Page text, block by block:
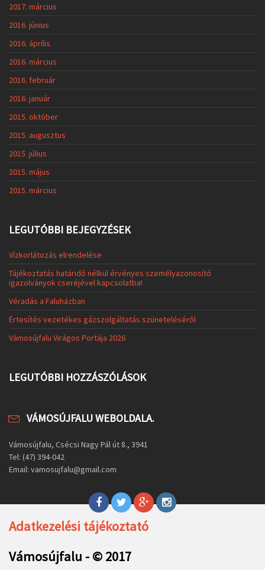
2017. március
2016. június
2016. április
2016. március
2016. február
2016. január
2015. október
2015. augusztus
2015. július
2015. május
2015. március
LEGUTÓBBI BEJEGYZÉSEK
Vízkorlátozás elrendelése
Tájékoztatás határidő nélkül érvényes személyazonosító
igazolványok cseréjével kapcsolatba!
Véradás a Faluházban
Értesítés vezetékes gázszolgáltatás szüneteléséről
Vámosújfalu Virágos Portája 2026
LEGUTÓBBI HOZZÁSZÓLÁSOK
VÁMOSÚJFALU WEBOLDALA.
Vámosújfalu, Csécsi Nagy Pál út 8., 3941
Tel: (47) 394-042
Email: vamosujfalu@gmail.com
Adatkezelési tájékoztató
Vámosújfalu - © 2017